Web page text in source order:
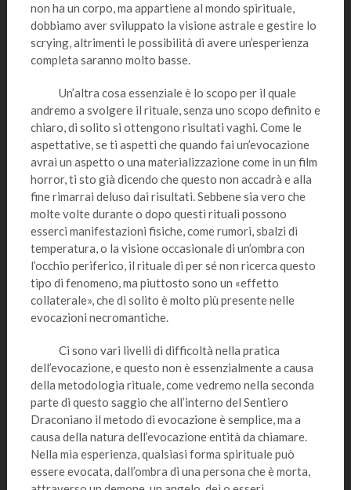
non ha un corpo, ma appartiene al mondo spirituale,
dobbiamo aver sviluppato la visione astrale e gestire lo
scrying, altrimenti le possibilità di avere un’esperienza
completa saranno molto basse.
Un’altra cosa essenziale è lo scopo per il quale
andremo a svolgere il rituale, senza uno scopo definito e
chiaro, di solito si ottengono risultati vaghi. Come le
aspettative, se ti aspetti che quando fai un’evocazione
avrai un aspetto o una materializzazione come in un film
horror, ti sto già dicendo che questo non accadrà e alla
fine rimarrai deluso dai risultati. Sebbene sia vero che
molte volte durante o dopo questi rituali possono
esserci manifestazioni fisiche, come rumori, sbalzi di
temperatura, o la visione occasionale di un’ombra con
l’occhio periferico, il rituale di per sé non ricerca questo
tipo di fenomeno, ma piuttosto sono un «effetto
collaterale», che di solito è molto più presente nelle
evocazioni necromantiche.
Ci sono vari livelli di difficoltà nella pratica
dell’evocazione, e questo non è essenzialmente a causa
della metodologia rituale, come vedremo nella seconda
parte di questo saggio che all’interno del Sentiero
Draconiano il metodo di evocazione è semplice, ma a
causa della natura dell’evocazione entità da chiamare.
Nella mia esperienza, qualsiasi forma spirituale può
essere evocata, dall’ombra di una persona che è morta,